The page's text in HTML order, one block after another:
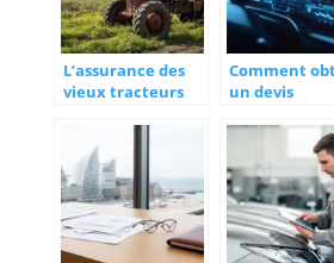
L’assurance des
vieux tracteurs
complet pour
protéger votre
patrimoine
Comment
un devis
gratuit en
quelques